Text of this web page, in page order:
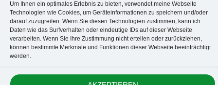
Um Ihnen ein optimales Erlebnis zu bieten, verwendet meine Webseite
Technologien wie Cookies, um Geräteinformationen zu speichern und/oder
darauf zuzugreifen. Wenn Sie diesen Technologien zustimmen, kann ich
Daten wie das Surfverhalten oder eindeutige IDs auf dieser Webseite
verarbeiten. Wenn Sie Ihre Zustimmung nicht erteilen oder zurückziehen,
können bestimmte Merkmale und Funktionen dieser Webseite beeinträchtigt
werden.
JohanneszuUbuntu MATE-Panel: Format von Datum und
Uhrzeit anpassen
Brummel Herbolzheim zuMusik-Portrait Nr. 1: Les Assoiffés
aus Mittelbergheim
Marco PeterzuVereinfachte Installation von Brother-Geräten
unter Linux